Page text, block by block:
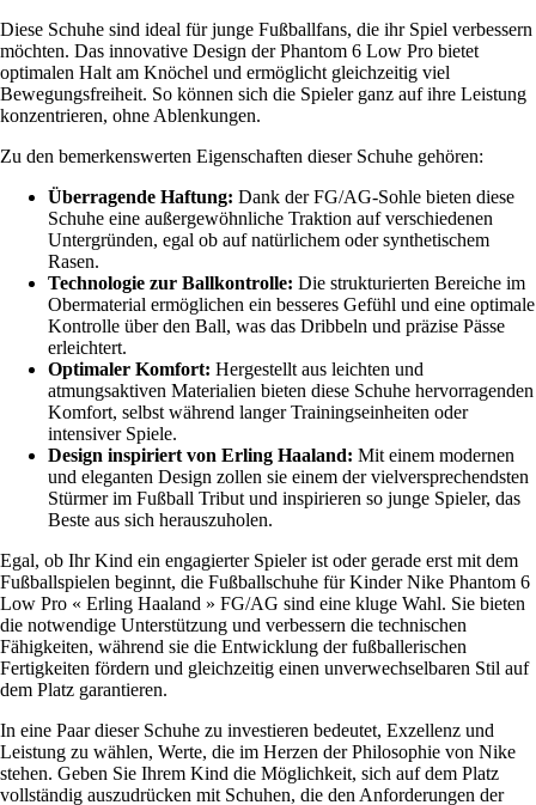
Diese Schuhe sind ideal für junge Fußballfans, die ihr Spiel verbessern
möchten. Das innovative Design der Phantom 6 Low Pro bietet
optimalen Halt am Knöchel und ermöglicht gleichzeitig viel
Bewegungsfreiheit. So können sich die Spieler ganz auf ihre Leistung
konzentrieren, ohne Ablenkungen.
Zu den bemerkenswerten Eigenschaften dieser Schuhe gehören:
Überragende Haftung: Dank der FG/AG-Sohle bieten diese
Schuhe eine außergewöhnliche Traktion auf verschiedenen
Untergründen, egal ob auf natürlichem oder synthetischem
Rasen.
Technologie zur Ballkontrolle: Die strukturierten Bereiche im
Obermaterial ermöglichen ein besseres Gefühl und eine optimale
Kontrolle über den Ball, was das Dribbeln und präzise Pässe
erleichtert.
Optimaler Komfort: Hergestellt aus leichten und
atmungsaktiven Materialien bieten diese Schuhe hervorragenden
Komfort, selbst während langer Trainingseinheiten oder
intensiver Spiele.
Design inspiriert von Erling Haaland: Mit einem modernen
und eleganten Design zollen sie einem der vielversprechendsten
Stürmer im Fußball Tribut und inspirieren so junge Spieler, das
Beste aus sich herauszuholen.
Egal, ob Ihr Kind ein engagierter Spieler ist oder gerade erst mit dem
Fußballspielen beginnt, die Fußballschuhe für Kinder Nike Phantom 6
Low Pro « Erling Haaland » FG/AG sind eine kluge Wahl. Sie bieten
die notwendige Unterstützung und verbessern die technischen
Fähigkeiten, während sie die Entwicklung der fußballerischen
Fertigkeiten fördern und gleichzeitig einen unverwechselbaren Stil auf
dem Platz garantieren.
In eine Paar dieser Schuhe zu investieren bedeutet, Exzellenz und
Leistung zu wählen, Werte, die im Herzen der Philosophie von Nike
stehen. Geben Sie Ihrem Kind die Möglichkeit, sich auf dem Platz
vollständig auszudrücken mit Schuhen, die den Anforderungen der